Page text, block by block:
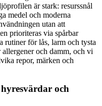
är stark: resurssnål
medel och moderna
utan att
prioriteras via spårbar
rutiner för lås, larm och tysta
och damm, och vi
repor, märken och
och